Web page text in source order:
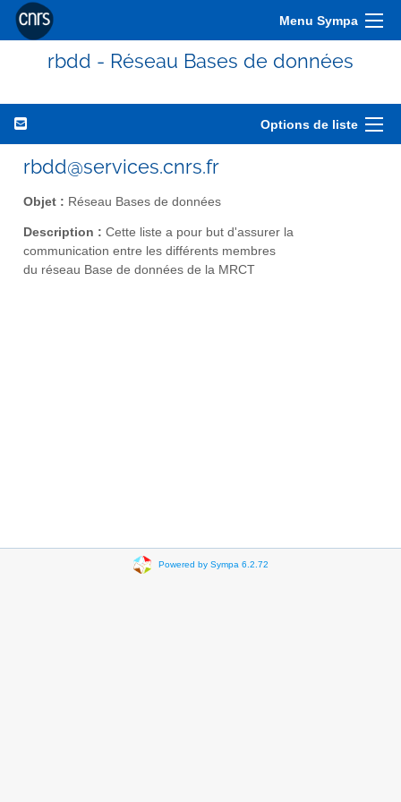
Menu Sympa
rbdd - Réseau Bases de données
Options de liste
rbdd@services.cnrs.fr
Objet : Réseau Bases de données
Description : Cette liste a pour but d'assurer la
communication entre les différents membres
du réseau Base de données de la MRCT
Powered by Sympa 6.2.72